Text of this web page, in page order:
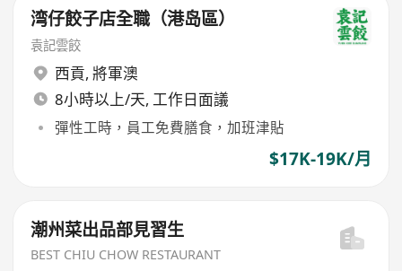
湾仔餃子店全職（港岛區）
袁記雲餃
西貢, 將軍澳
8小時以上/天, 工作日面議
彈性工時，員工免費膳食，加班津貼
$17K-19K/月
潮州菜出品部見習生
BEST CHIU CHOW RESTAURANT